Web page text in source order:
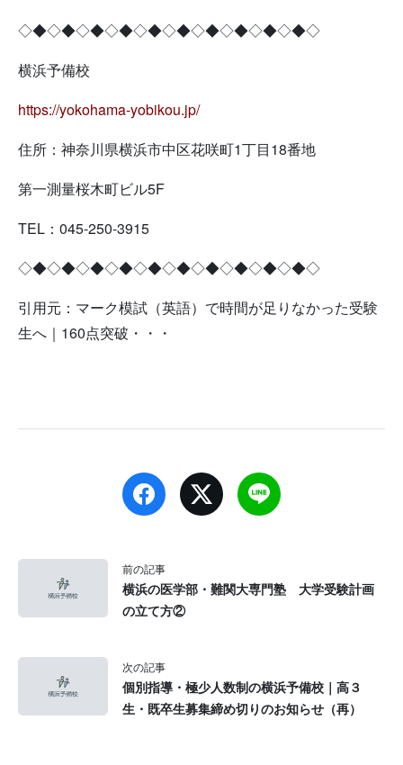
◇◆◇◆◇◆◇◆◇◆◇◆◇◆◇◆◇◆◇◆◇
横浜予備校
https://yokohama-yobikou.jp/
住所：神奈川県横浜市中区花咲町1丁目18番地
第一測量桜木町ビル5F
TEL：045-250-3915
◇◆◇◆◇◆◇◆◇◆◇◆◇◆◇◆◇◆◇◆◇
引用元：マーク模試（英語）で時間が足りなかった受験
生へ｜160点突破・・・
前の記事
横浜の医学部・難関大専門塾 大学受験計画
の立て方②
次の記事
個別指導・極少人数制の横浜予備校｜高３
生・既卒生募集締め切りのお知らせ（再）